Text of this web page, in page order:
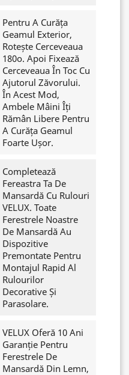
Pentru A Curăța
Geamul Exterior,
Rotește Cerceveaua
180o. Apoi Fixează
Cerceveaua În Toc Cu
Ajutorul Zăvorului.
În Acest Mod,
Ambele Mâini Îți
Rămân Libere Pentru
A Curăța Geamul
Foarte Ușor.
Completează
Fereastra Ta De
Mansardă Cu Rulouri
VELUX. Toate
Ferestrele Noastre
De Mansardă Au
Dispozitive
Premontate Pentru
Montajul Rapid Al
Rulourilor
Decorative Și
Parasolare.
VELUX Oferă 10 Ani
Garanție Pentru
Ferestrele De
Mansardă Din Lemn,